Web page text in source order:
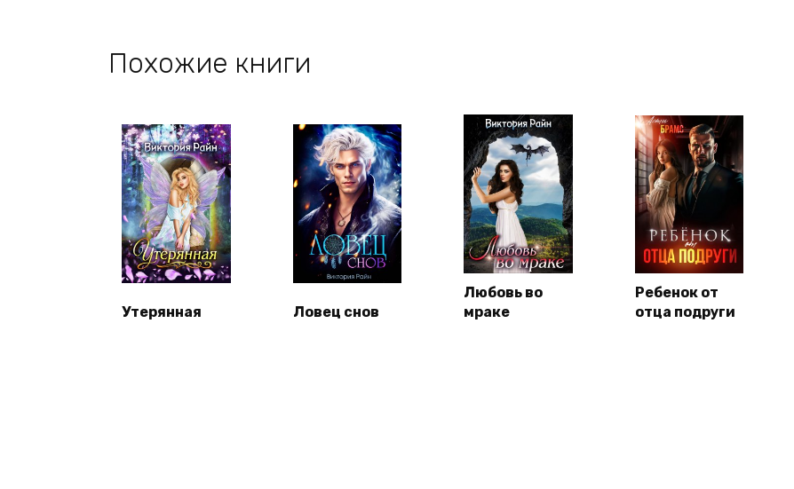
Похожие книги
Утерянная Ловец снов
Любовь во
мраке
Ребенок от
отца подруги